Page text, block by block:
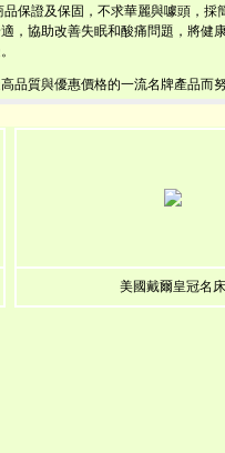
保證及保固，不求華麗與噱頭，採
，協助改善失眠和酸痛問題，將健
品質與優惠價格的一流名牌產品而
美國戴爾皇冠名床